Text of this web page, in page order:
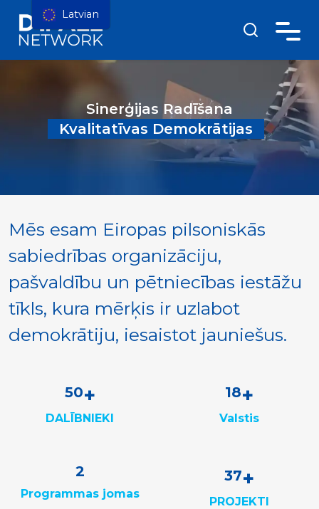
Sinerģijas Radīšana
Kvalitatīvas Demokrātijas
Mēs esam Eiropas pilsoniskās
sabiedrības organizāciju,
pašvaldību un pētniecības iestāžu
tīkls, kura mērķis ir uzlabot
demokrātiju, iesaistot jauniešus.
62+
DALĪBNIEKI
23+
Valstis
3
Programmas jomas
46+
PROJEKTI
Latvian